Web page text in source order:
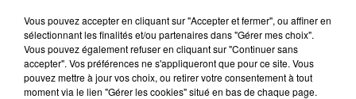
précieux, capable d’agir à la fois sur la santé mentale et
physique.
En conclusion, cette étude rappelle une idée souvent sous-
Vous pouvez accepter en cliquant sur "Accepter et fermer", ou affiner en
sélectionnant les finalités et/ou partenaires dans "Gérer mes choix".
Vous pouvez également refuser en cliquant sur "Continuer sans
accepter". Vos préférences ne s'appliqueront que pour ce site. Vous
pouvez mettre à jour vos choix, ou retirer votre consentement à tout
moment via le lien "Gérer les cookies" situé en bas de chaque page.